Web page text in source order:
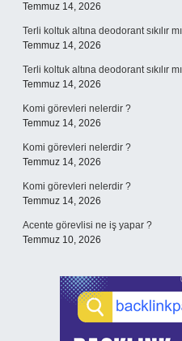
Temmuz 14, 2026
Terli koltuk altına deodorant sıkılır
Temmuz 14, 2026
Terli koltuk altına deodorant sıkılır
Temmuz 14, 2026
Komi görevleri nelerdir ?
Temmuz 14, 2026
Komi görevleri nelerdir ?
Temmuz 14, 2026
Komi görevleri nelerdir ?
Temmuz 14, 2026
Acente görevlisi ne iş yapar ?
Temmuz 10, 2026